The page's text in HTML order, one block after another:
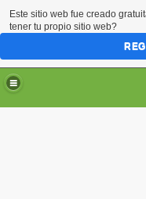
Este sitio web fue creado
tener tu propio sitio web?